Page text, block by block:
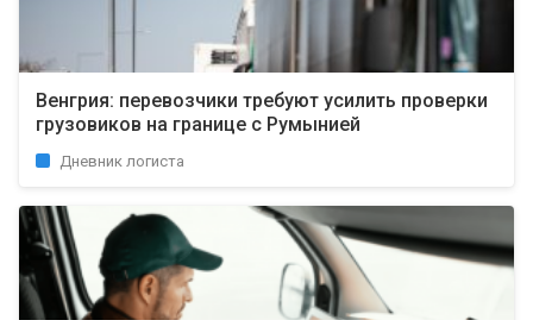
Венгрия: перевозчики требуют усилить проверки
грузовиков на границе с Румынией
Дневник логиста